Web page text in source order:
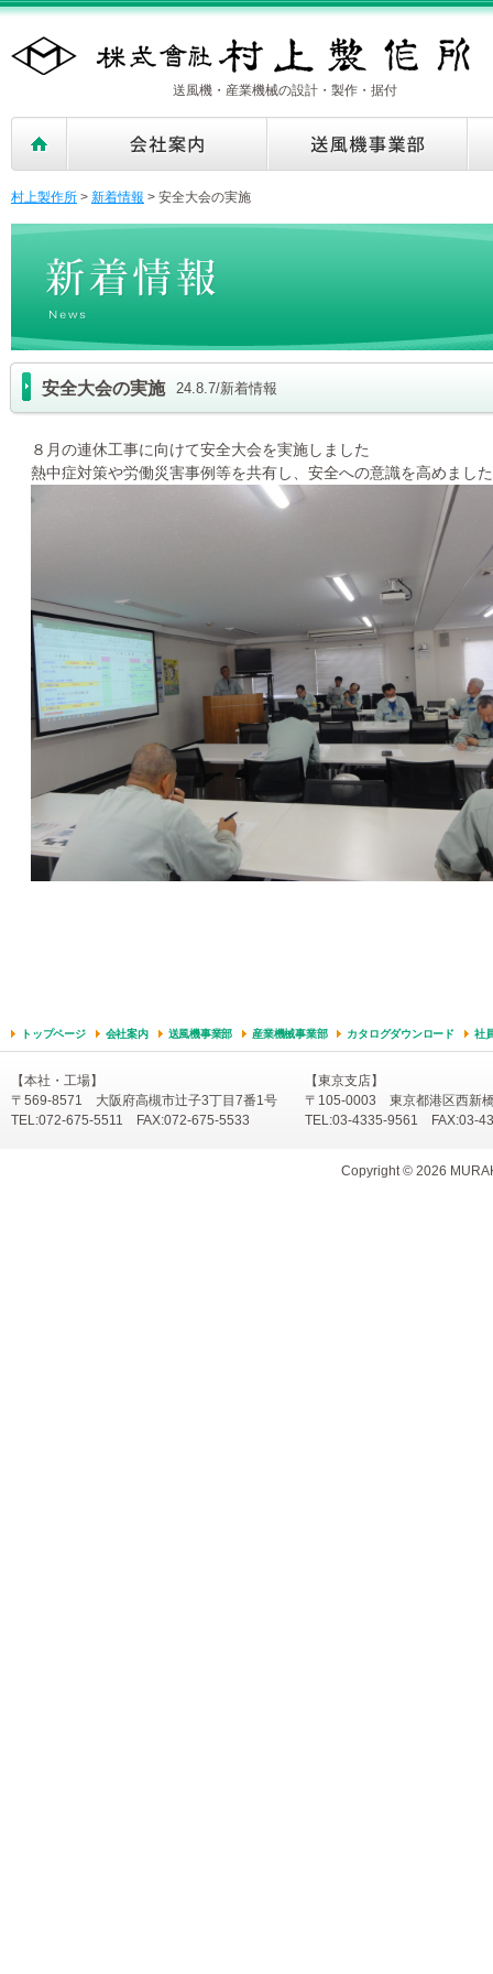
送風機・産業機械の設計・製作・据付
村上製作所 > 新着情報 > 安全大会の実施
安全大会の実施 24.8.7/新着情報
８月の連休工事に向けて安全大会を実施しました
熱中症対策や労働災害事例等を共有し、安全への意識を高めました
【本社・工場】
〒569-8571 大阪府高槻市辻子3丁目7番1号
TEL:072-675-5511 FAX:072-675-5533
【東京支店】
〒105-0003 東京都港区西新
TEL:03-4335-9561 FAX:03-
Copyright © 2026
トップページ 会社案内 送風機事業部 産業機械事業部 カタログダウンロード 社